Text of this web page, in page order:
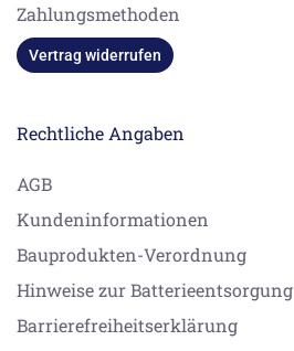
Zahlungsmethoden
Vertrag widerrufen
Rechtliche Angaben
AGB
Kundeninformationen
Bauprodukten-Verordnung
Hinweise zur Batterieentsorgung
Barrierefreiheitserklärung